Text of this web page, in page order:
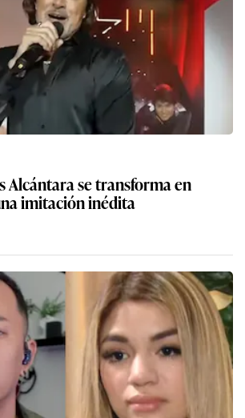
Alcántara se transforma en
imitación inédita